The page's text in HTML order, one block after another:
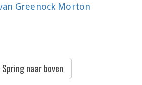
Greenock Morton
Spring naar boven